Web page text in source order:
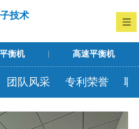
技术
衡机 高速平衡机
团队风采 专利荣誉 联